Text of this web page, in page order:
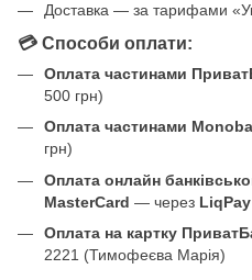
Доставка — за тарифами
💳 Способи оплати:
Оплата частинами
500 грн)
Оплата частинами
грн)
Оплата онлайн
MasterCard — через LiqPay
Оплата на картку
2221 (Тимофеєва Марія)